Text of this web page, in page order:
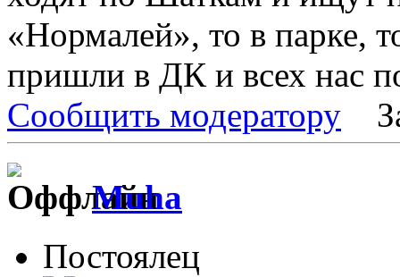
«Нормалей», то в парке,
пришли в ДК и всех нас
Сообщить модератору
Muha
Постоялец